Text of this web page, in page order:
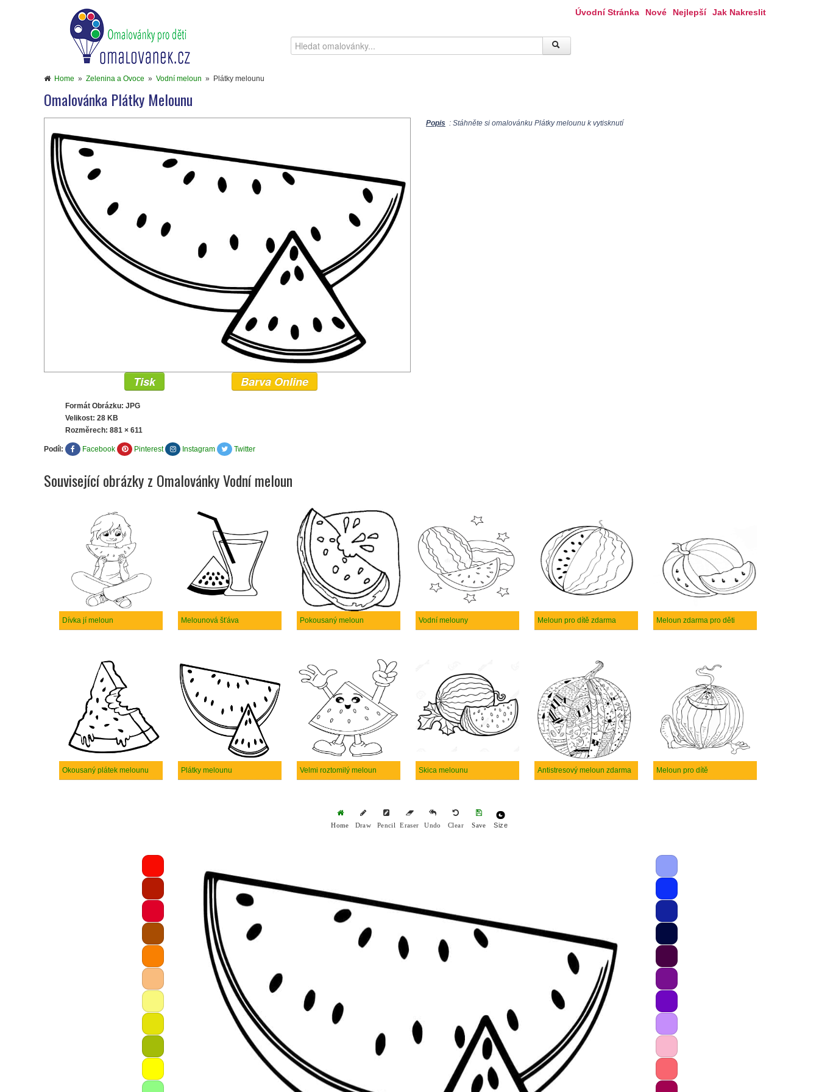
Úvodní Stránka Nové Nejlepší Jak Nakreslit
Home » Zelenina a Ovoce » Vodní meloun » Plátky melounu
Omalovánka Plátky Melounu
Popis : Stáhněte si omalovánku Plátky melounu k vytisknutí
Tisk Barva Online
Formát Obrázku: JPG
Velikost: 28 KB
Rozměrech: 881 × 611
Podíl: Facebook Pinterest Instagram Twitter
Související obrázky z Omalovánky Vodní meloun
Dívka jí meloun Melounová šťáva Pokousaný meloun Vodní melouny Meloun pro dítě zdarma Meloun zdarma pro děti
Okousaný plátek melounu Plátky melounu Velmi roztomilý meloun Skica melounu Antistresový meloun zdarma Meloun pro dítě
Home Draw Pencil Eraser Undo Clear Save Size